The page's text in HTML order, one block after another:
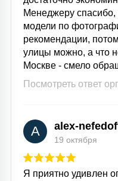
КРЕСЛА
Менеджеру
модели по
рекомендации,
улицы можно, а что
Москве - смело
Посмотреть ответ
A alex-
19 октября
Я приятно удивлен